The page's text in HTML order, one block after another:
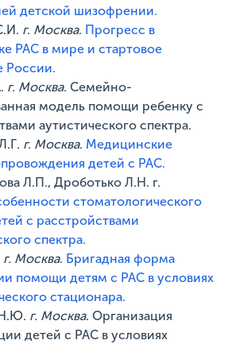
детской шизофрении.
г. Москва. Прогресс в
РАС в мире и стартовое
России.
г. Москва. Семейно-
модель помощи ребенку с
аутистического спектра.
. г. Москва. Медицинские
детей с РАС.
Л.П., Дроботько Л.Н. г.
стоматологического
с расстройствами
спектра.
г. Москва. Бригадная форма
помощи детям с РАС в условиях
стационара.
г. Москва. Организация
детей с РАС в условиях